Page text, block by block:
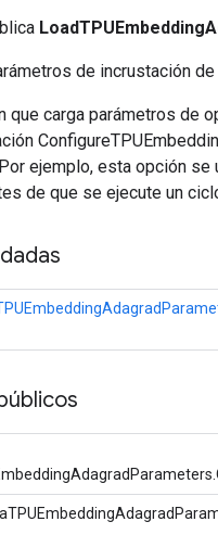
de incrustación de
que carga parámetros de
ejemplo, esta opción
de que se ejecute un